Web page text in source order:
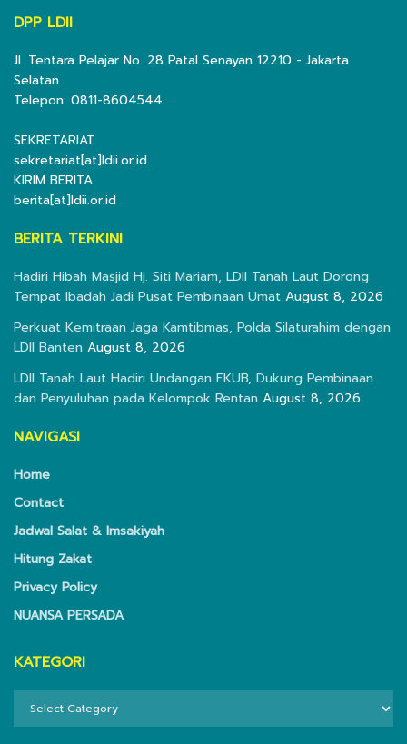
DPP LDII
Jl. Tentara Pelajar No. 28 Patal Senayan 12210 - Jakarta
Selatan.
Telepon: 0811-8604544
SEKRETARIAT
sekretariat[at]ldii.or.id
KIRIM BERITA
berita[at]ldii.or.id
BERITA TERKINI
Hadiri Hibah Masjid Hj. Siti Mariam, LDII Tanah Laut Dorong
Tempat Ibadah Jadi Pusat Pembinaan Umat August 8, 2026
Perkuat Kemitraan Jaga Kamtibmas, Polda Silaturahim dengan
LDII Banten August 8, 2026
LDII Tanah Laut Hadiri Undangan FKUB, Dukung Pembinaan
dan Penyuluhan pada Kelompok Rentan August 8, 2026
NAVIGASI
Home
Contact
Jadwal Salat & Imsakiyah
Hitung Zakat
Privacy Policy
NUANSA PERSADA
KATEGORI
KATEGORI